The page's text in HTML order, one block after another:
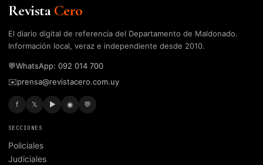
RevistaCero
El diario digital de referencia del Departamento de Maldonado.
Información local, veraz e independiente desde 2010.
💬WhatsApp: 092 014 700
✉️prensa@revistacero.com.uy
f 𝕏 ▶ ◉ 💬
SECCIONES
Policiales
Judiciales